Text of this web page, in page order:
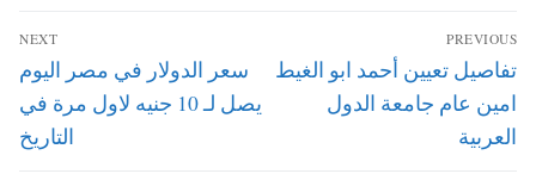
تصفّح
المقالات
PREVIOUS
Previous
post:
تفاصيل تعيين أحمد ابو الغيط
امين عام جامعة الدول
العربية
NEXT
Next
post:
سعر الدولار في مصر اليوم
يصل لـ 10 جنيه لاول مرة في
التاريخ